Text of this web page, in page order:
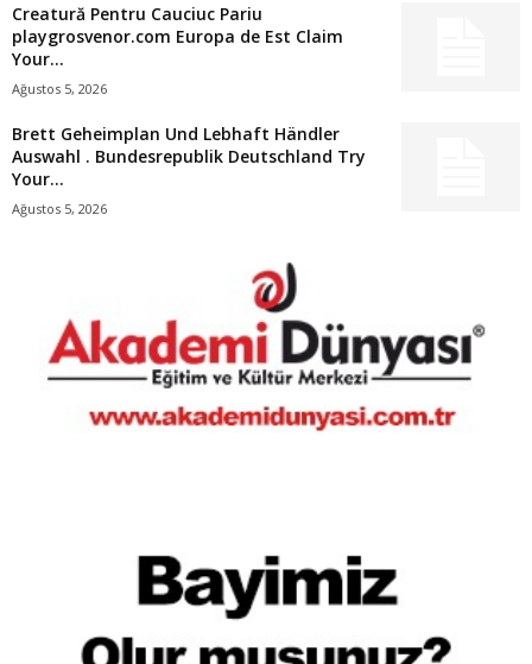
Creatură Pentru Cauciuc Pariu
playgrosvenor.com Europa de Est Claim
Your...
Ağustos 5, 2026
Brett Geheimplan Und Lebhaft Händler
Auswahl . Bundesrepublik Deutschland Try
Your...
Ağustos 5, 2026